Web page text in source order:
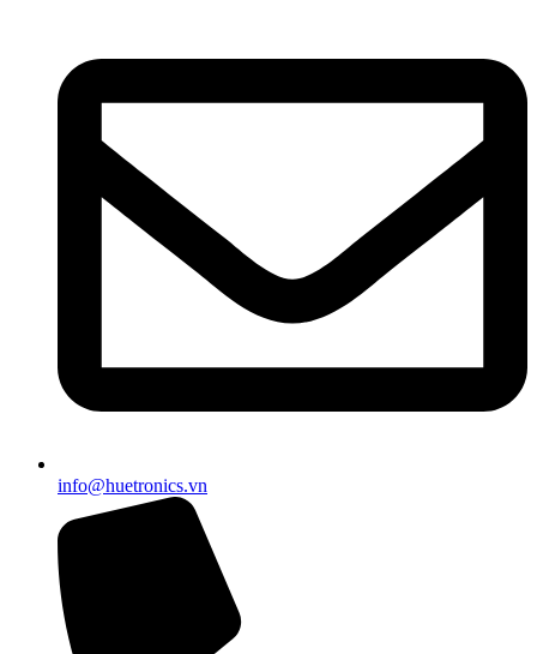
info@huetronics.vn